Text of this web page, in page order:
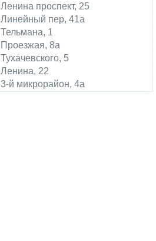
Ленина проспект, 25
Линейный пер, 41а
Тельмана, 1
Проезжая, 8а
Тухачевского, 5
Ленина, 22
3-й микрорайон, 4а